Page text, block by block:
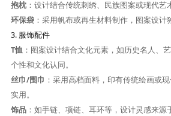
抱枕：设计结合传统刺绣、民族图案或现代艺
环保袋：采用帆布或再生材料制作，图案设计
3. 服饰配件
T恤 ：图案设计结合文化元素，如历史名人、
个性和文化认同。
丝巾/围巾 ：采用高档面料，印有传统绘画或
实用。
饰品：如手链、项链、耳环等，设计灵感来源